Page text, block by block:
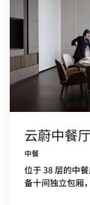
云蔚中餐厅
中餐
位于 38 层的中
备十间独立包厢